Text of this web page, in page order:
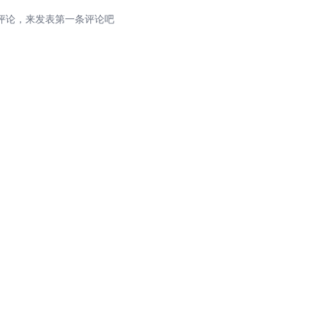
论，来发表第一条评论吧